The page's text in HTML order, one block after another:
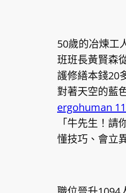
50歲的冶煉工
班班長黃賢森
護修繕本錢20
對著天空的藍
ergohuman
「牛先生！
懂技巧、會立